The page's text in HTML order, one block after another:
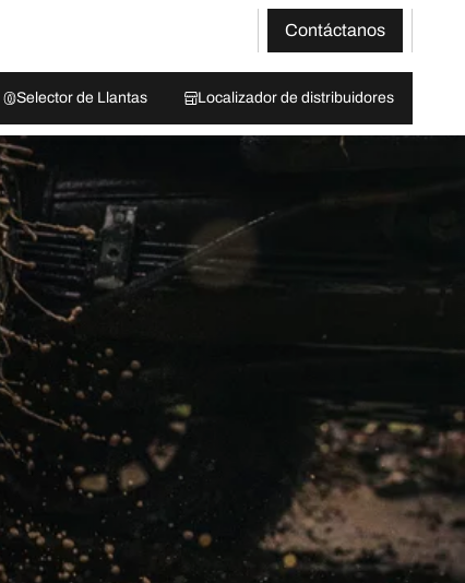
Contáctanos
Selector de Llantas Localizador de distribuidores